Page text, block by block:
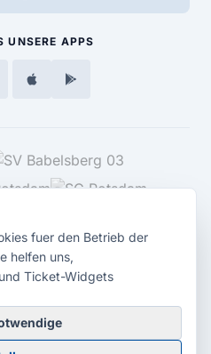
UNSERE APPS
entwickelt durch dieMedienagentur
fuer den Betrieb der
helfen uns,
Ticket-Widgets